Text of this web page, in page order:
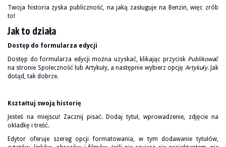
Twoja historia zyska publiczność, na jaką zasługuje na Benzin, więc zrób
to!
Jak to działa
Dostęp do formularza edycji
Dostęp do formularza edycji można uzyskać, klikając przycisk Publikować
na stronie Społeczność lub Artykuły, a następnie wybierz opcję Artykuły. Jak
dotąd, tak dobrze.
Kształtuj swoją historię
Jesteś na miejscu! Zacznij pisać. Dodaj tytuł, wprowadzenie, zdjęcie na
okładkę i treść.
Edytor oferuje szereg opcji formatowania, w tym dodawanie tytułów,